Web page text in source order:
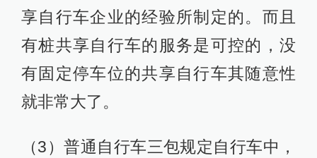
享自行车企业的经验所制定的。而且
有桩共享自行车的服务是可控的，没
有固定停车位的共享自行车其随意性
就非常大了。
（3）普通自行车三包规定自行车中，